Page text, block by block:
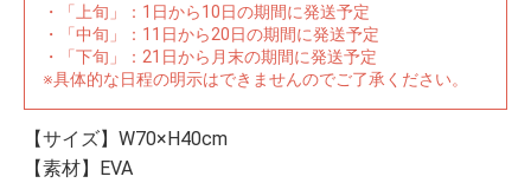
・「上旬」：1日から10日の期間に発送予定
・「中旬」：11日から20日の期間に発送予定
・「下旬」：21日から月末の期間に発送予定
※具体的な日程の明示はできませんのでご了承ください。
【サイズ】W70×H40cm
【素材】EVA